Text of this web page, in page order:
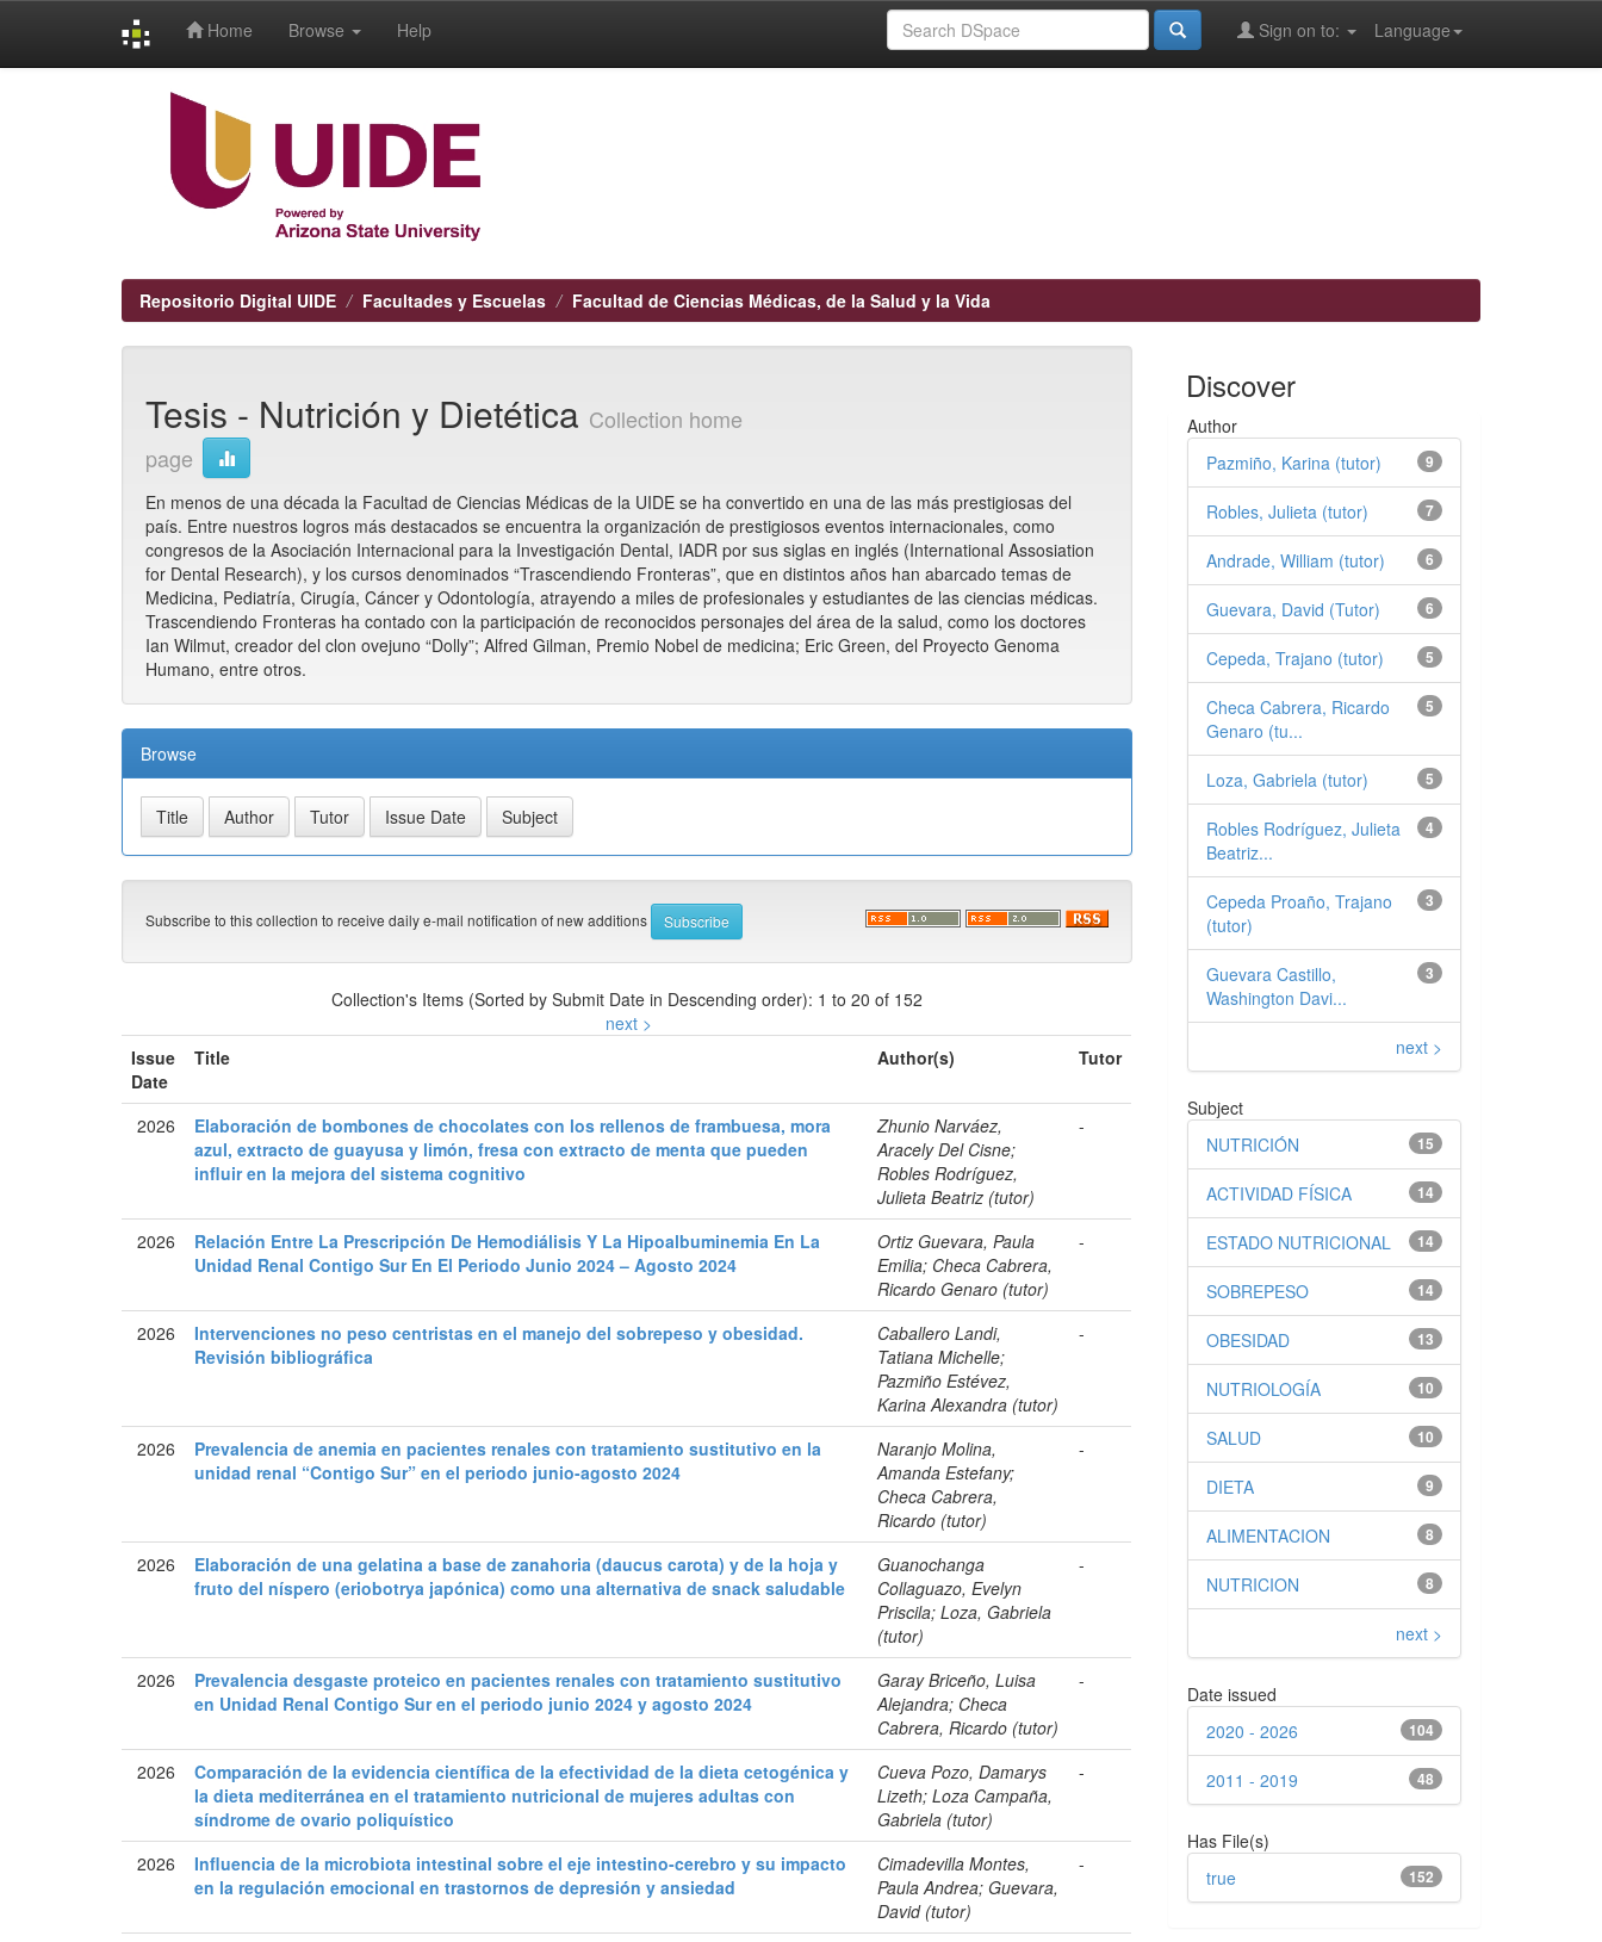
Home Browse Help Language
Sign on to:
Repositorio Digital UIDE Facultades y Escuelas Facultad de Ciencias Médicas, de la Salud y la Vida
Tesis - Nutrición y Dietética Collection home
page
En menos de una década la Facultad de Ciencias Médicas de la UIDE se ha convertido en una de las más prestigiosas del
país. Entre nuestros logros más destacados se encuentra la organización de prestigiosos eventos internacionales, como
congresos de la Asociación Internacional para la Investigación Dental, IADR por sus siglas en inglés (International Assosiation
for Dental Research), y los cursos denominados “Trascendiendo Fronteras”, que en distintos años han abarcado temas de
Medicina, Pediatría, Cirugía, Cáncer y Odontología, atrayendo a miles de profesionales y estudiantes de las ciencias médicas.
Trascendiendo Fronteras ha contado con la participación de reconocidos personajes del área de la salud, como los doctores
Ian Wilmut, creador del clon ovejuno “Dolly”; Alfred Gilman, Premio Nobel de medicina; Eric Green, del Proyecto Genoma
Humano, entre otros.
Browse
Subscribe to this collection to receive daily e-mail notification of new additions
Collection's Items (Sorted by Submit Date in Descending order): 1 to 20 of 152
next >
Issue
Date
Title Author(s) Tutor
2026
Elaboración de bombones de chocolates con los rellenos de frambuesa, mora
azul, extracto de guayusa y limón, fresa con extracto de menta que pueden
influir en la mejora del sistema cognitivo
Zhunio Narváez,
Aracely Del Cisne;
Robles Rodríguez,
Julieta Beatriz (tutor)
-
2026
Relación Entre La Prescripción De Hemodiálisis Y La Hipoalbuminemia En La
Unidad Renal Contigo Sur En El Periodo Junio 2024 – Agosto 2024
Ortiz Guevara, Paula
Emilia; Checa Cabrera,
Ricardo Genaro (tutor)
-
2026
Intervenciones no peso centristas en el manejo del sobrepeso y obesidad.
Revisión bibliográfica
Caballero Landi,
Tatiana Michelle;
Pazmiño Estévez,
Karina Alexandra (tutor)
-
2026
Prevalencia de anemia en pacientes renales con tratamiento sustitutivo en la
unidad renal “Contigo Sur” en el periodo junio-agosto 2024
Naranjo Molina,
Amanda Estefany;
Checa Cabrera,
Ricardo (tutor)
-
2026
Elaboración de una gelatina a base de zanahoria (daucus carota) y de la hoja y
fruto del níspero (eriobotrya japónica) como una alternativa de snack saludable
Guanochanga
Collaguazo, Evelyn
Priscila; Loza, Gabriela
(tutor)
-
2026
Prevalencia desgaste proteico en pacientes renales con tratamiento sustitutivo
en Unidad Renal Contigo Sur en el periodo junio 2024 y agosto 2024
Garay Briceño, Luisa
Alejandra; Checa
Cabrera, Ricardo (tutor)
-
2026
Comparación de la evidencia científica de la efectividad de la dieta cetogénica y
la dieta mediterránea en el tratamiento nutricional de mujeres adultas con
síndrome de ovario poliquístico
Cueva Pozo, Damarys
Lizeth; Loza Campaña,
Gabriela (tutor)
-
2026
Influencia de la microbiota intestinal sobre el eje intestino-cerebro y su impacto
en la regulación emocional en trastornos de depresión y ansiedad
Cimadevilla Montes,
Paula Andrea; Guevara,
David (tutor)
-
Discover
Author
9
Pazmiño, Karina (tutor)
7
Robles, Julieta (tutor)
6
Andrade, William (tutor)
6
Guevara, David (Tutor)
5
Cepeda, Trajano (tutor)
5
Checa Cabrera, Ricardo
Genaro (tu...
5
Loza, Gabriela (tutor)
4
Robles Rodríguez, Julieta
Beatriz...
3
Cepeda Proaño, Trajano
(tutor)
3
Guevara Castillo,
Washington Davi...
next >
Subject
15
NUTRICIÓN
14
ACTIVIDAD FÍSICA
14
ESTADO NUTRICIONAL
14
SOBREPESO
13
OBESIDAD
10
NUTRIOLOGÍA
10
SALUD
9
DIETA
8
ALIMENTACION
8
NUTRICION
next >
Date issued
104
2020 - 2026
48
2011 - 2019
Has File(s)
152
true